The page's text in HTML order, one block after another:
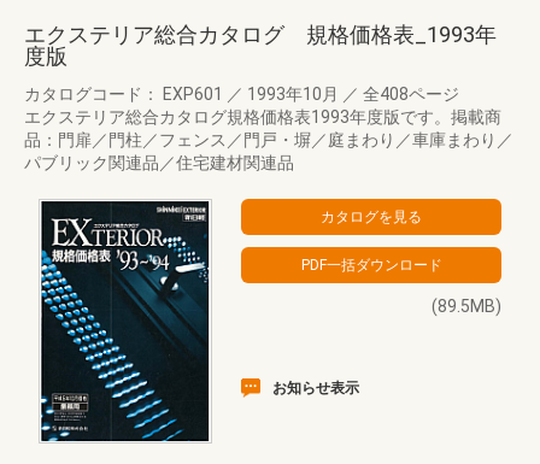
エクステリア総合カタログ 規格価格表_1993年
度版
カタログコード： EXP601 ／ 1993年10月 ／ 全408ページ
エクステリア総合カタログ規格価格表1993年度版です。掲載商
品：門扉／門柱／フェンス／門戸・塀／庭まわり／車庫まわり／
パブリック関連品／住宅建材関連品
(89.5MB)
お知らせ表示